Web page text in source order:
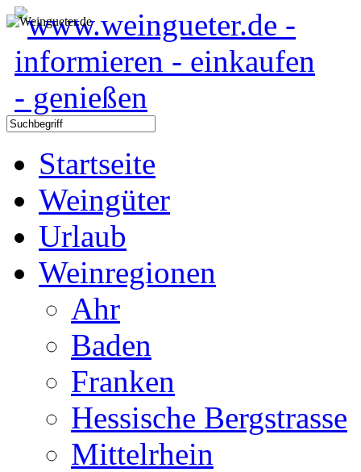
Startseite
Weingüter
Urlaub
Weinregionen
Ahr
Baden
Franken
Hessische Bergstrasse
Mittelrhein